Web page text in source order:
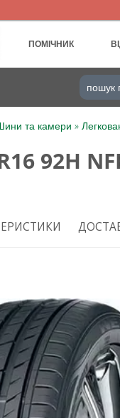
ПОМІЧНИК
UA
та камери »
92H